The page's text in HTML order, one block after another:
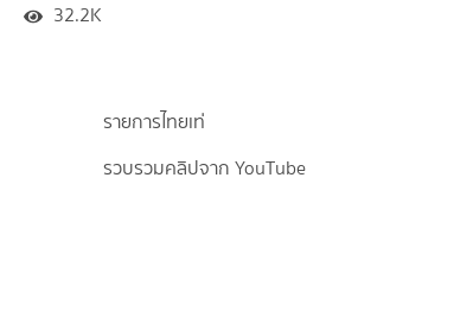
32.2K
รายการไทยเท่
รวบรวมคลิปจาก YouTube